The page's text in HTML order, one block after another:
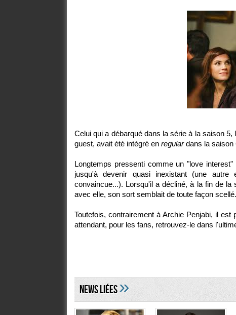
Celui qui a débarqué dans la série à la saison
guest, avait été intégré en regulardans la saison
Longtemps pressenti comme un "love
jusqu'à devenir quasi inexistant (une
convaincue...). Lorsqu'il a décliné, à la fin de
avec elle, son sort semblait de toute façon scellé.
Toutefois, contrairement à Archie Penjabi, il
attendant, pour les fans, retrouvez-le dans
NEWS LIéES»